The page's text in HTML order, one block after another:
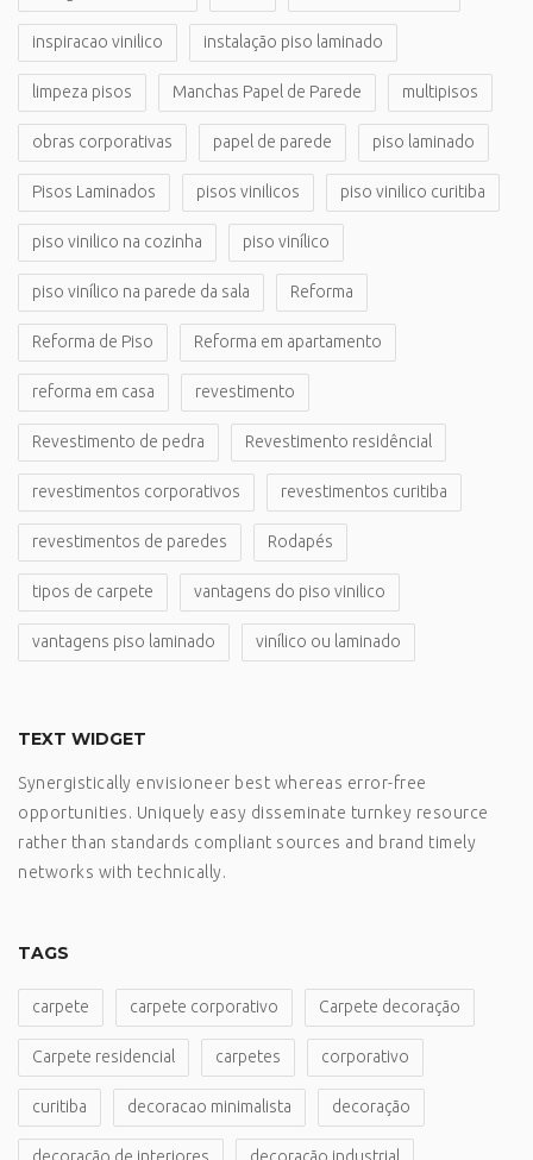
inspiracao vinilico instalação piso laminado
limpeza pisos Manchas Papel de Parede multipisos
obras corporativas papel de parede piso laminado
Pisos Laminados pisos vinilicos piso vinilico curitiba
piso vinilico na cozinha piso vinílico
piso vinílico na parede da sala Reforma
Reforma de Piso Reforma em apartamento
reforma em casa revestimento
Revestimento de pedra Revestimento residêncial
revestimentos corporativos revestimentos curitiba
revestimentos de paredes Rodapés
tipos de carpete vantagens do piso vinilico
vantagens piso laminado vinílico ou laminado
TEXT WIDGET
Synergistically envisioneer best whereas error-free
opportunities. Uniquely easy disseminate turnkey resource
rather than standards compliant sources and brand timely
networks with technically.
TAGS
carpete carpete corporativo Carpete decoração
Carpete residencial carpetes corporativo
curitiba decoracao minimalista decoração